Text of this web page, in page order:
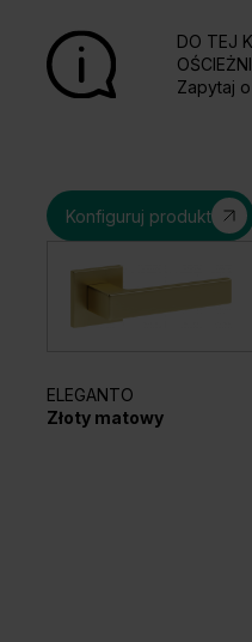
DO TEJ
Zapytaj
Konfiguruj produkt
ELEGANTO
Złoty matowy